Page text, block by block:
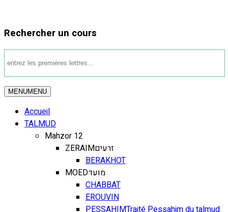
Rechercher un cours
MENUMENU
Accueil
TALMUD
Mahzor 12
ZERAIMזרעים
BERAKHOT
MOEDמועד
CHABBAT
EROUVIN